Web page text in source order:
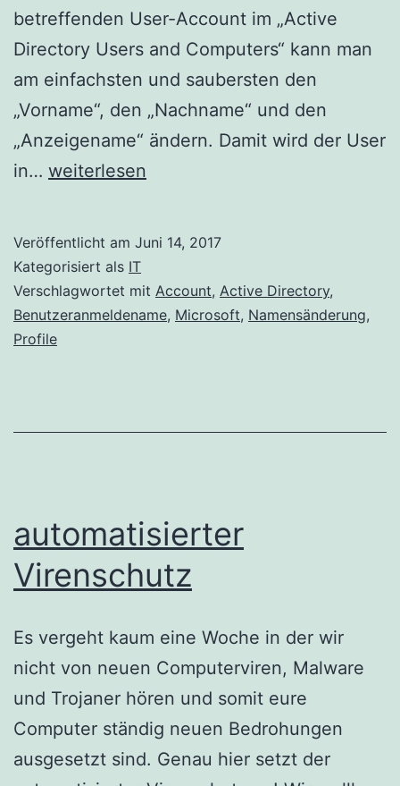
betreffenden User-Account im „Active
Directory Users and Computers“ kann man
am einfachsten und saubersten den
„Vorname“, den „Nachname“ und den
„Anzeigename“ ändern. Damit wird der User
in… Active
wegen
Namensänderung
umbenennen
weiterlesen
Veröffentlicht am Juni 14, 2017
Kategorisiert als IT
Verschlagwortet mit Account, Active Directory,
Benutzeranmeldename, Microsoft, Namensänderung,
Profile
automatisierter
Virenschutz
Es vergeht kaum eine Woche in der wir
nicht von neuen Computerviren, Malware
und Trojaner hören und somit eure
Computer ständig neuen Bedrohungen
ausgesetzt sind. Genau hier setzt der